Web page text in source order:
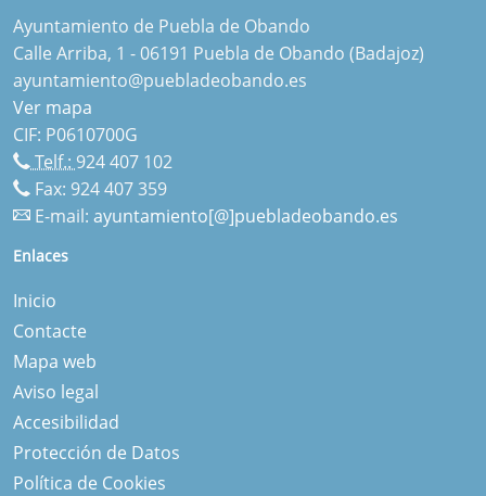
Ayuntamiento de Puebla de Obando
Calle Arriba, 1 - 06191 Puebla de Obando (Badajoz)
ayuntamiento@puebladeobando.es
Ver mapa
CIF: P0610700G
Telf.:924 407 102
Fax: 924 407 359
E-mail: ayuntamiento[@]puebladeobando.es
Enlaces
Inicio
Contacte
Mapa web
Aviso legal
Accesibilidad
Protección de Datos
Política de Cookies